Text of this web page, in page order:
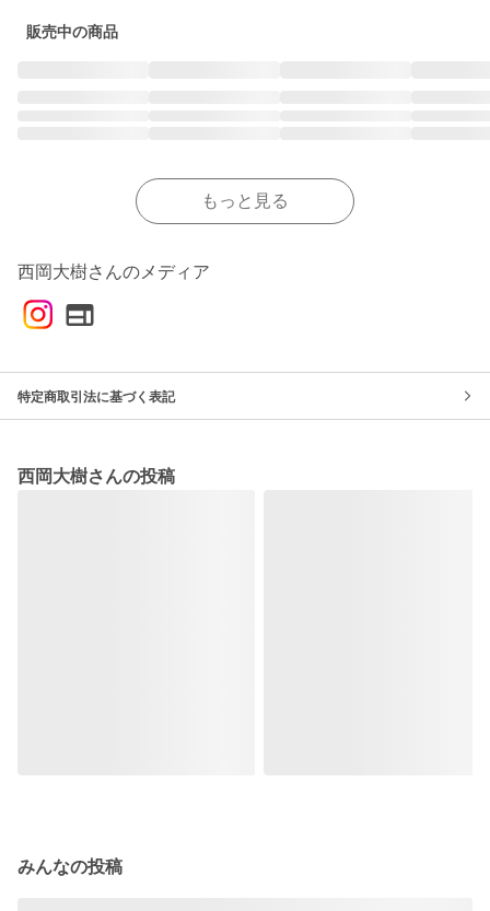
販売中の商品
もっと見る
西岡大樹さんのメディア
特定商取引法に基づく表記
西岡大樹さんの投稿
みんなの投稿